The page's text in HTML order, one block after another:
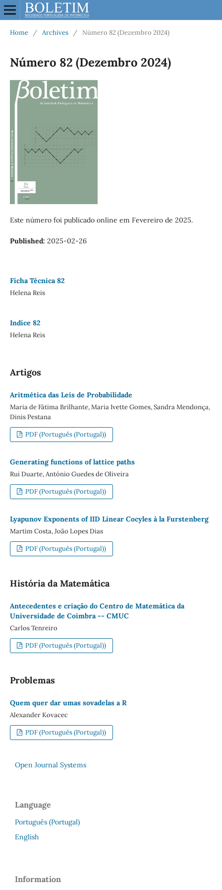
Home / Archives / Número 82 (Dezembro 2024)
Número 82 (Dezembro 2024)
Este número foi publicado online em Fevereiro de 2025.
Published: 2025-02-26
Ficha Técnica 82
Helena Reis
Indice 82
Helena Reis
Artigos
Aritmética das Leis de Probabilidade
Maria de Fátima Brilhante, Maria Ivette Gomes, Sandra Mendonça,
Dinis Pestana
PDF (Português (Portugal))
Generating functions of lattice paths
Rui Duarte, António Guedes de Oliveira
PDF (Português (Portugal))
Lyapunov Exponents of IID Linear Cocyles à la Furstenberg
Martim Costa, João Lopes Dias
PDF (Português (Portugal))
História da Matemática
Antecedentes e criação do Centro de Matemática da
Universidade de Coimbra -- CMUC
Carlos Tenreiro
PDF (Português (Portugal))
Problemas
Quem quer dar umas sovadelas a R
Alexander Kovacec
PDF (Português (Portugal))
Open Journal Systems
Language
Português (Portugal)
English
Information